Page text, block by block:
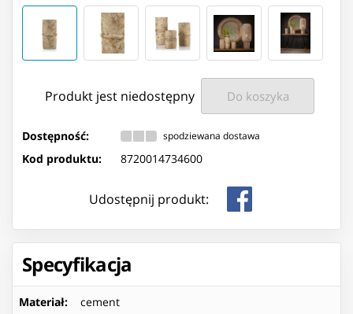
Produkt jest niedostępny Do koszyka
Dostępność: spodziewana dostawa
Kod produktu: 8720014734600
Udostępnij produkt:
Specyfikacja
Materiał: cement